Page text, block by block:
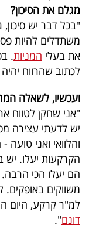
מגלם את הסיכון?
"בכל דבר יש
משתדלים להיות
את בעלי המניות.
לכתוב שהרווח יהיה 35% ומחר הוא יעמוד על 30%".
ועכשיו, לשאלה
"אני שחקן לטווח
יש לדעתי עצירה
והלוואי ואני
הקרקעות יעלו. יש
הם יעלו הכי
למ"ר קרקע, היום
דונם".